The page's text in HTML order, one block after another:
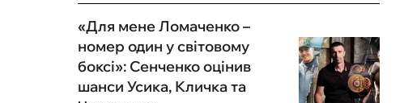
«Для мене Ломаченко –
номер один у світовому
боксі»: Сенченко оцінив
шанси Усика, Кличка та